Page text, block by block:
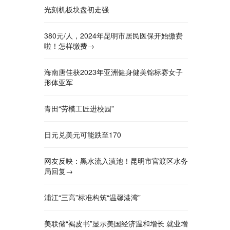
光刻机板块盘初走强
380元/人，2024年昆明市居民医保开始缴费
啦！怎样缴费→
海南唐佳获2023年亚洲健身健美锦标赛女子
形体亚军
青田“劳模工匠进校园”
日元兑美元可能跌至170
网友反映：黑水流入滇池！昆明市官渡区水务
局回复→
浦江“三高”标准构筑“温馨港湾”
美联储“褐皮书”显示美国经济温和增长 就业增